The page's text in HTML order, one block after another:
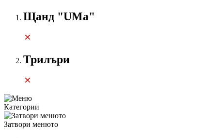
Щанд "UMa"
Трилъри
Категории
Затвори менюто